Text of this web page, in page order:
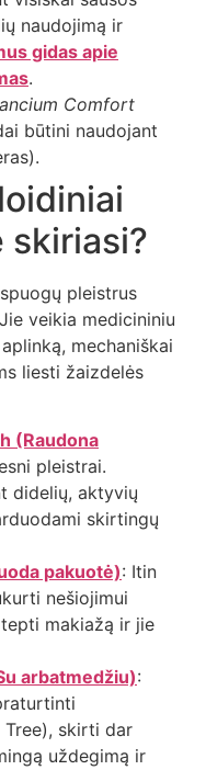
naudojimą ir
gidas apie
.
Comfort
būtini naudojant
skiriasi?
pleistrus
veikia medicininiu
mechaniškai
liesti žaizdelės
(Raudona
pleistrai.
didelių, aktyvių
skirtingų
pakuotė): Itin
nešiojimui
makiažą ir jie
arbatmedžiu):
skirti dar
uždegimą ir